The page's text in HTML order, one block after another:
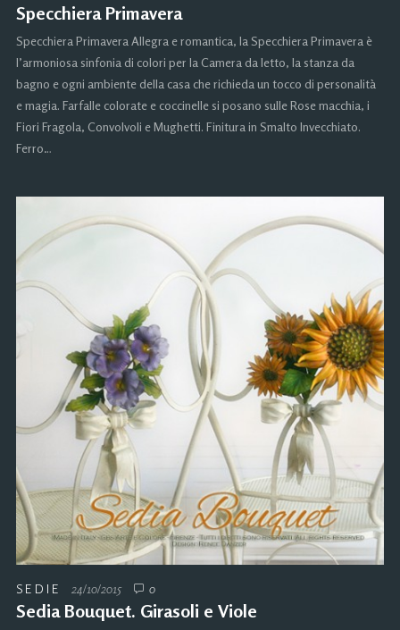
Specchiera Primavera
Specchiera Primavera Allegra e romantica, la Specchiera Primavera è
l’armoniosa sinfonia di colori per la Camera da letto, la stanza da
bagno e ogni ambiente della casa che richieda un tocco di personalità
e magia. Farfalle colorate e coccinelle si posano sulle Rose macchia, i
Fiori Fragola, Convolvoli e Mughetti. Finitura in Smalto Invecchiato.
Ferro…
SEDIE 24/10/2015 0
Sedia Bouquet. Girasoli e Viole